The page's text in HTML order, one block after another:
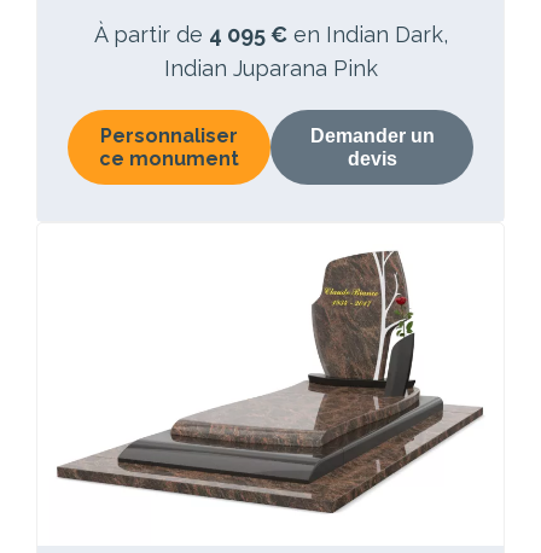
À partir de 4 095 € en Indian Dark,
Indian Juparana Pink
Personnaliser
ce monument
Demander un
devis